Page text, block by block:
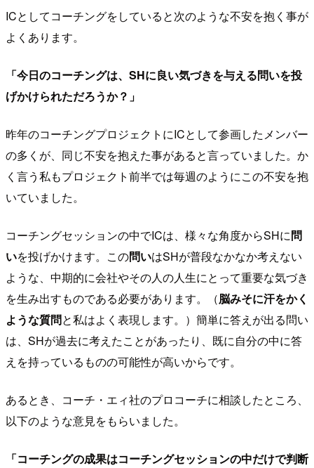
ICとしてコーチングをしていると次のような不安を抱く事が
よくあります。
「今日のコーチングは、SHに良い気づきを与える問いを投
げかけられただろうか？」
昨年のコーチングプロジェクトにICとして参画したメンバー
の多くが、同じ不安を抱えた事があると言っていました。か
く言う私もプロジェクト前半では毎週のようにこの不安を抱
いていました。
コーチングセッションの中でICは、様々な角度からSHに問
いを投げかけます。この問いはSHが普段なかなか考えない
ような、中期的に会社やその人の人生にとって重要な気づき
を生み出すものである必要があります。（脳みそに汗をかく
ような質問と私はよく表現します。）簡単に答えが出る問い
は、SHが過去に考えたことがあったり、既に自分の中に答
えを持っているものの可能性が高いからです。
あるとき、コーチ・エィ社のプロコーチに相談したところ、
以下のような意見をもらいました。
「コーチングの成果はコーチングセッションの中だけで判断